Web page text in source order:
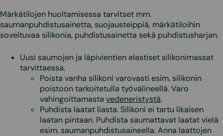
Märkätilojen huoltamisessa tarvitset mm.
saumanpuhdistusainetta, suojausteippiä, märkätiloihin
soveltuvaa silikonia, puhdistusainetta sekä puhdistusharjan.
Uusi saumojen ja läpivientien elastiset silikonimassat
tarvittaessa.
Poista vanha silikoni varovasti esim. silikonin
poistoon tarkoitetulla työvälineellä. Varo
vahingoittamasta vedeneristystä.
Puhdista laatat liasta. Silikoni ei tartu likaisen
laatan pintaan. Puhdista saumattavat laatat vielä
esim. saumanpuhdistusaineella. Anna laattojen